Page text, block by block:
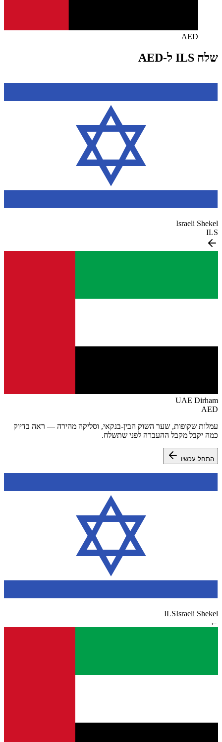
AED
שלח ILS ל-AED
Israeli Shekel
ILS
UAE Dirham
AED
עמלות שקופות, שער השוק הבין-בנקאי, וסליקה מהירה — ראה בדיוק
כמה יקבל מקבל ההעברה לפני שתשלח.
התחל עכשיו
ILSIsraeli Shekel
←